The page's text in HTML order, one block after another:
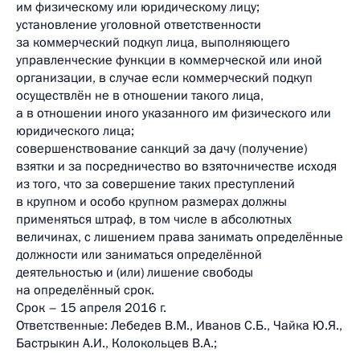
им физическому или юридическому лицу;
установление уголовной ответственности
за коммерческий подкуп лица, выполняющего
управленческие функции в коммерческой или иной
организации, в случае если коммерческий подкуп
осуществлён не в отношении такого лица,
а в отношении иного указанного им физического или
юридического лица;
совершенствование санкций за дачу (получение)
взятки и за посредничество во взяточничестве исходя
из того, что за совершение таких преступлений
в крупном и особо крупном размерах должны
применяться штраф, в том числе в абсолютных
величинах, с лишением права занимать определённые
должности или заниматься определённой
деятельностью и (или) лишение свободы
на определённый срок.
Срок – 15 апреля 2016 г.
Ответственные: Лебедев В.М., Иванов С.Б., Чайка Ю.Я.,
Бастрыкин А.И., Колокольцев В.А.;